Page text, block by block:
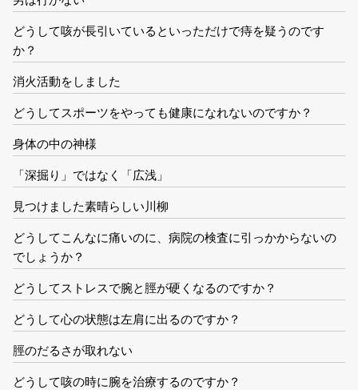
どうして咳が長引いているといっただけで痔を疑うのです
か？
消火活動をしました
どうしてスポーツをやっても健康になれないのですか？
身体の中の神様
「深掘り」ではなく「広浅」
見つけました素晴らしい川柳
どうしてこんなに痛いのに、病院の検査に引っかからないの
でしょうか？
どうしてストレスで腕と脛が硬くなるのですか？
どうして心の状態は左肩に出るのですか？
脛のだるさが取れない
どうして咳の時に腕を治療するのですか？